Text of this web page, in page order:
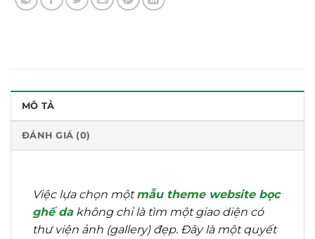
MÔ TẢ
ĐÁNH GIÁ (0)
Việc lựa chọn mộtmẫu theme website bọc
ghế dakhông chỉ là tìm một giao diện có
thư viện ảnh (gallery) đẹp. Đây là một quyết